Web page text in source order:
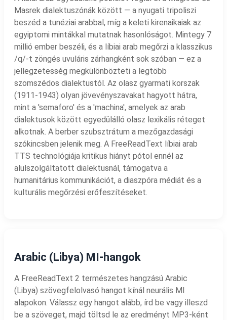
Masrek dialektuszónák között — a nyugati tripoliszi
beszéd a tunéziai arabbal, míg a keleti kirenaikaiak az
egyiptomi mintákkal mutatnak hasonlóságot. Mintegy 7
millió ember beszéli, és a líbiai arab megőrzi a klasszikus
/q/-t zöngés uvuláris zárhangként sok szóban — ez a
jellegzetesség megkülönbözteti a legtöbb
szomszédos dialektustól. Az olasz gyarmati korszak
(1911-1943) olyan jövevényszavakat hagyott hátra,
mint a 'semaforo' és a 'machina', amelyek az arab
dialektusok között egyedülálló olasz lexikális réteget
alkotnak. A berber szubsztrátum a mezőgazdasági
szókincsben jelenik meg. A FreeReadText líbiai arab
TTS technológiája kritikus hiányt pótol ennél az
alulszolgáltatott dialektusnál, támogatva a
humanitárius kommunikációt, a diaszpóra médiát és a
kulturális megőrzési erőfeszítéseket.
Arabic (Libya) MI-hangok
A FreeReadText 2 természetes hangzású Arabic
(Libya) szövegfelolvasó hangot kínál neurális MI
alapokon. Válassz egy hangot alább, írd be vagy illeszd
be a szöveget, majd töltsd le az eredményt MP3-ként